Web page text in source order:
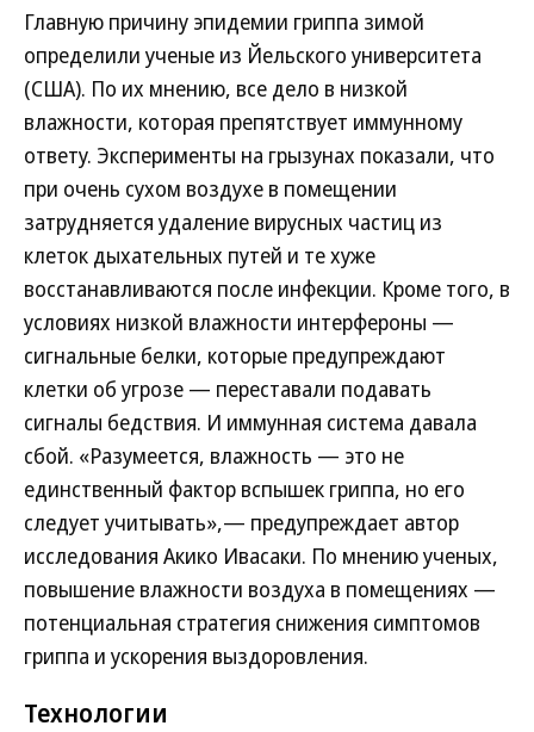
Главную причину эпидемии гриппа зимой
определили ученые из Йельского университета
(США). По их мнению, все дело в низкой
влажности, которая препятствует иммунному
ответу. Эксперименты на грызунах показали, что
при очень сухом воздухе в помещении
затрудняется удаление вирусных частиц из
клеток дыхательных путей и те хуже
восстанавливаются после инфекции. Кроме того, в
условиях низкой влажности интерфероны —
сигнальные белки, которые предупреждают
клетки об угрозе — переставали подавать
сигналы бедствия. И иммунная система давала
сбой. «Разумеется, влажность — это не
единственный фактор вспышек гриппа, но его
следует учитывать»,— предупреждает автор
исследования Акико Ивасаки. По мнению ученых,
повышение влажности воздуха в помещениях —
потенциальная стратегия снижения симптомов
гриппа и ускорения выздоровления.
Технологии